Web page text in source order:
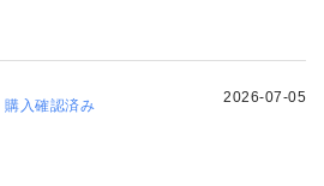
購入確認済み 2026-07-05